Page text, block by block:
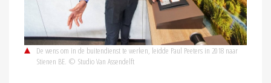
De wens om in de buitendienst te werken, leidde Paul Peeters in 2018 naar
Stienen BE. © Studio Van Assendelft